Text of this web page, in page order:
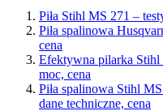
Piła Stihl MS 271 –
Piła spalinowa
cena
Efektywna pilarka Stihl
moc, cena
Piła spalinowa Stihl
dane techniczne, cena